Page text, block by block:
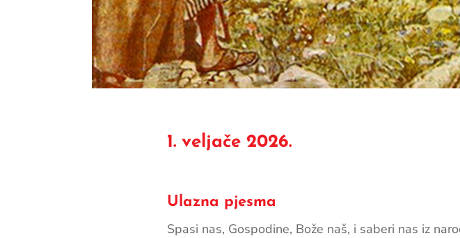
1. veljače 2026.
Ulazna pjesma
Spasi nas, Gospodine, Bože naš, i saberi nas iz